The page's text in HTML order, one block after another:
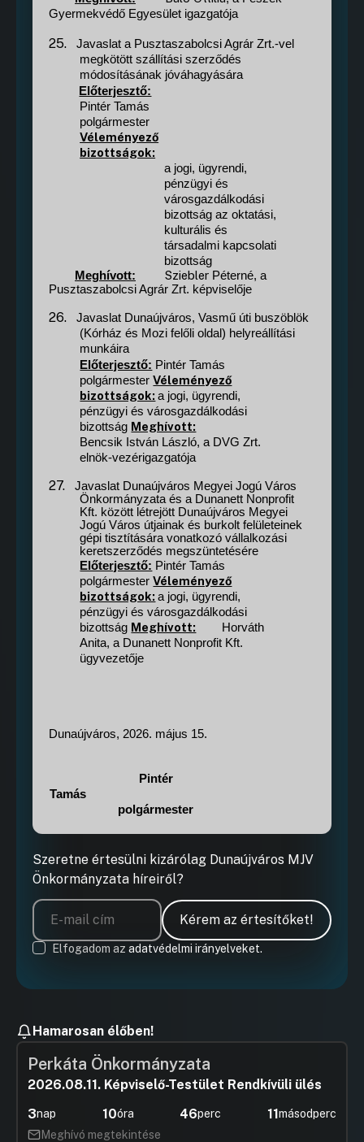
Gyermekvédő Egyesület igazgatója
25.
Javaslat a Pusztaszabolcsi Agrár Zrt.-vel
megkötött szállítási szerződés
módosításának jóváhagyására
Előterjesztő:
Pintér Tamás
polgármester
Véleményező
bizottságok:
a jogi, ügyrendi,
pénzügyi és
városgazdálkodási
bizottság az oktatási,
kulturális és
társadalmi kapcsolati
bizottság
Meghívott:
Sziebler Péterné, a
Pusztaszabolcsi Agrár Zrt. képviselője
26.
Javaslat Dunaújváros, Vasmű úti buszöblök
(Kórház és Mozi felőli oldal) helyreállítási
munkáira
Előterjesztő: Pintér Tamás
polgármesterVéleményező
bizottságok: a jogi, ügyrendi,
pénzügyi és városgazdálkodási
bizottság Meghívott:
Bencsik István László, a DVG Zrt.
elnök-vezérigazgatója
27.
Javaslat Dunaújváros Megyei Jogú Város
Önkormányzata és a Dunanett Nonprofit
Kft. között létrejött Dunaújváros Megyei
Jogú Város útjainak és burkolt felületeinek
gépi tisztítására vonatkozó vállalkozási
keretszerződés megszüntetésére
Előterjesztő: Pintér Tamás
polgármesterVéleményező
bizottságok: a jogi, ügyrendi,
pénzügyi és városgazdálkodási
bizottság Meghívott:
Horváth
Anita, a Dunanett Nonprofit Kft.
ügyvezetője
Dunaújváros, 2026. május 15.
Pintér
Tamás
polgármester
Szeretne értesülni kizárólag Dunaújváros MJV
Önkormányzata híreiről?
Kérem az értesítőket!
Elfogadom az adatvédelmi irányelveket.
Hamarosan élőben!
Perkáta Önkormányzata
2026.08.11. Képviselő-Testület Rendkívüli ülés
3nap 10óra 46perc 10másodperc
Meghívó megtekintése